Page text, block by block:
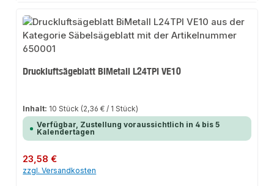
Druckluftsägeblatt BiMetall L24TPI VE10
Inhalt: 10 Stück (2,36 € / 1 Stück)
Verfügbar, Zustellung voraussichtlich in 4 bis 5
Kalendertagen
Regulärer Preis:
23,58 €
zzgl. Versandkosten